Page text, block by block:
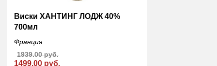
Виски ХАНТИНГ ЛОДЖ 40%
700мл
Франция
1499.00 руб.
1939.00 руб.